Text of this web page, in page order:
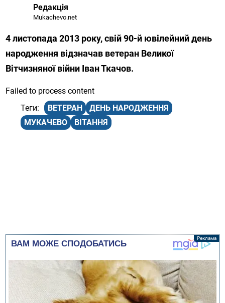
Редакція
Mukachevo.net
4 листопада 2013 року, свій 90-й ювілейний день
народження відзначав ветеран Великої
Вітчизняної війни Іван Ткачов.
Failed to process content
ВЕТЕРАН
ДЕНЬ НАРОДЖЕННЯ
МУКАЧЕВО
ВІТАННЯ